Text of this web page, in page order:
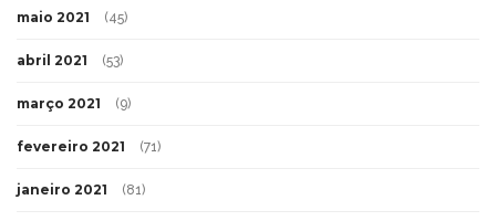
maio 2021 (45)
abril 2021 (53)
março 2021 (9)
fevereiro 2021 (71)
janeiro 2021 (81)